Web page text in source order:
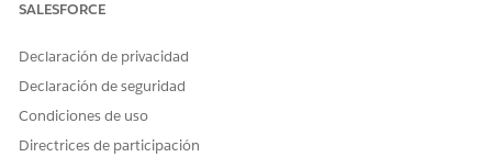
Platform, Einstein GPT Copilot, Einstein GPT Trust, Genie
GPT.
beneficios del paciente se vuelven a verificar
automáticamente. Puede comprobar el estado del proceso de
SALESFORCE
Declaración de privacidad
Declaración de seguridad
Condiciones de uso
Directrices de participación